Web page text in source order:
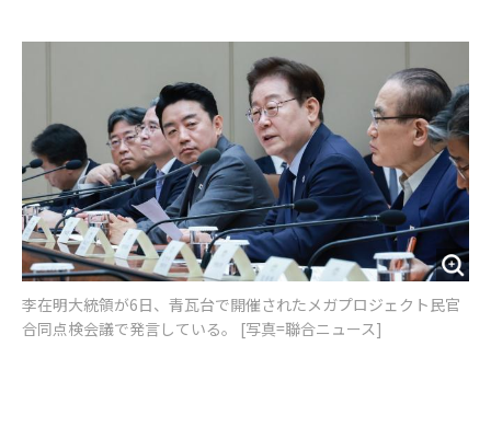
李在明大統領が6日、青瓦台で開催されたメガプロジェクト民官
合同点検会議で発言している。 [写真=聯合ニュース]